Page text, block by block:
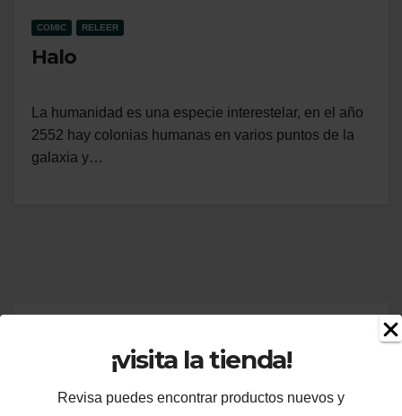
¡visita la tienda!
Revisa puedes encontrar productos nuevos y
COMIC RELEER
Halo
La humanidad es una especie interestelar, en el año
2552 hay colonias humanas en varios puntos de la
galaxia y…